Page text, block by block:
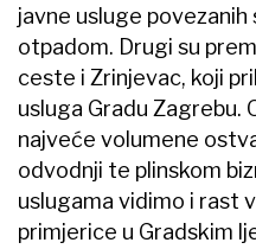
javne usluge
otpadom. Drugi su
ceste i Zrinjevac, koji
usluga Gradu Zagrebu.
najveće volumene
odvodnji te plinskom
uslugama vidimo i rast
primjerice u Gradskim